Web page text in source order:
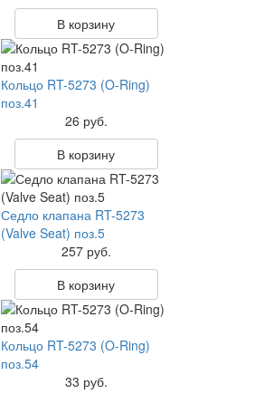
В корзину
Кольцо RT-5273 (O-Ring)
поз.41
26 руб.
В корзину
Седло клапана RT-5273
(Valve Seat) поз.5
257 руб.
В корзину
Кольцо RT-5273 (O-Ring)
поз.54
33 руб.